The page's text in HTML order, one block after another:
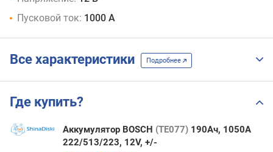
Пусковой ток: 1000 А
Все характеристики Подробнее
Где купить?
Аккумулятор BOSCH (TE077) 190Ач, 1050А
222/513/223, 12V, +/-